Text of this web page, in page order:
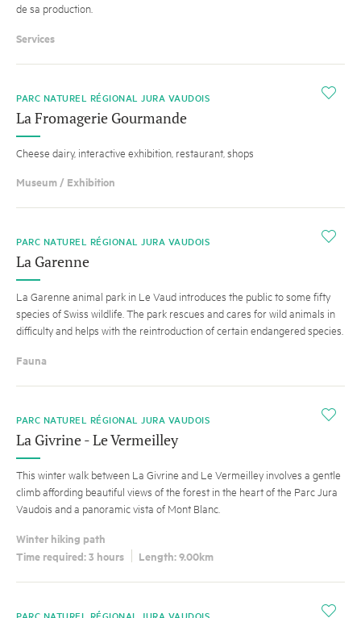
de sa production.
Services
i
PARC NATUREL RÉGIONAL JURA VAUDOIS
La Fromagerie Gourmande
Cheese dairy, interactive exhibition, restaurant, shops
Museum / Exhibition
i
PARC NATUREL RÉGIONAL JURA VAUDOIS
La Garenne
La Garenne animal park in Le Vaud introduces the public to some fifty
species of Swiss wildlife. The park rescues and cares for wild animals in
difficulty and helps with the reintroduction of certain endangered species.
Fauna
i
PARC NATUREL RÉGIONAL JURA VAUDOIS
La Givrine - Le Vermeilley
This winter walk between La Givrine and Le Vermeilley involves a gentle
climb affording beautiful views of the forest in the heart of the Parc Jura
Vaudois and a panoramic vista of Mont Blanc.
Winter hiking path
Time required: 3 hours
Length: 9.00km
i